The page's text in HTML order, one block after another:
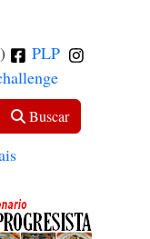
PLP
Buscar